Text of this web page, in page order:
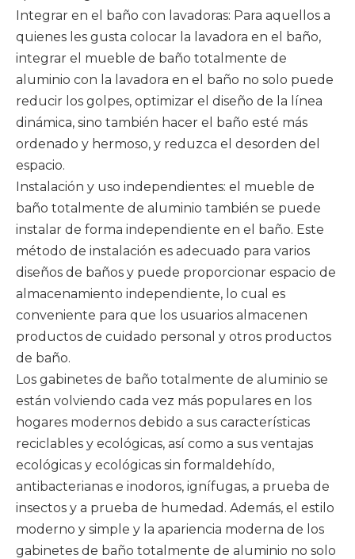
Integrar en el baño con lavadoras: Para aquellos a
quienes les gusta colocar la lavadora en el baño,
integrar el mueble de baño totalmente de
aluminio con la lavadora en el baño no solo puede
reducir los golpes, optimizar el diseño de la línea
dinámica, sino también hacer el baño esté más
ordenado y hermoso, y reduzca el desorden del
espacio. ‌
Instalación y uso independientes: el mueble de
baño totalmente de aluminio también se puede
instalar de forma independiente en el baño. Este
método de instalación es adecuado para varios
diseños de baños y puede proporcionar espacio de
almacenamiento independiente, lo cual es
conveniente para que los usuarios almacenen
productos de cuidado personal y otros productos
de baño. ‌
Los gabinetes de baño totalmente de aluminio se
están volviendo cada vez más populares en los
hogares modernos debido a sus características
reciclables y ecológicas, así como a sus ventajas
ecológicas y ecológicas sin formaldehído,
antibacterianas e inodoros, ignífugas, a prueba de
insectos y a prueba de humedad. ‌Además, el estilo
moderno y simple y la apariencia moderna de los
gabinetes de baño totalmente de aluminio no solo